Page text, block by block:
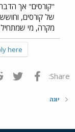
"קורסים" אך
של קורסים,
מקרה, מי
here.
Share: פייסבוק
יוגה